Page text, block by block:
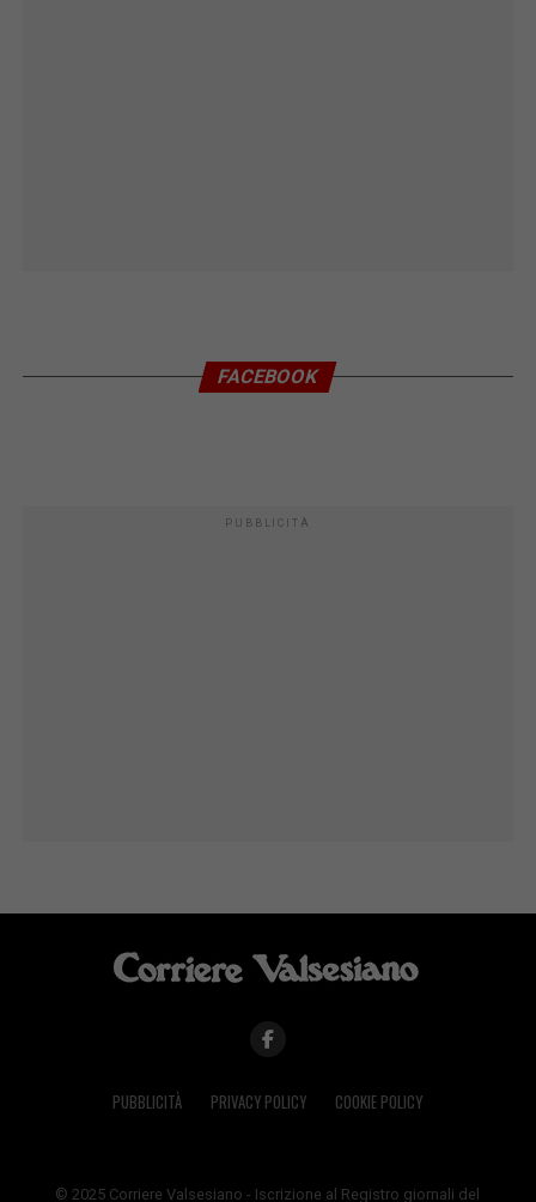
FACEBOOK
PUBBLICITÀ
PUBBLICITÀ PRIVACY POLICY COOKIE POLICY
© 2025 Corriere Valsesiano - Iscrizione al Registro giornali del